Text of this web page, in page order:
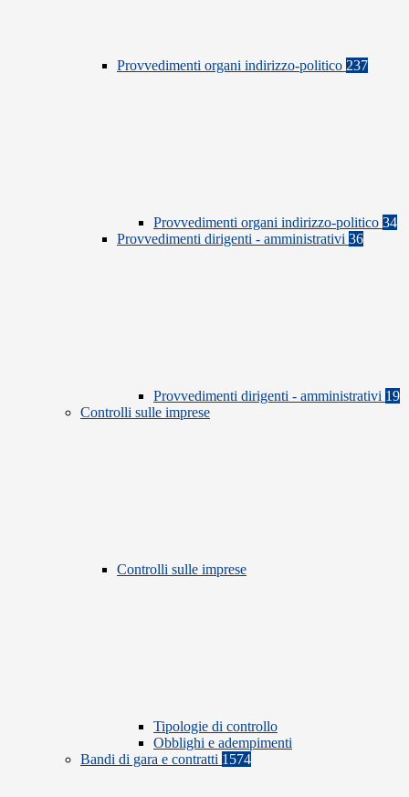
Provvedimenti organi indirizzo-politico 237
Provvedimenti organi indirizzo-politico 34
Provvedimenti dirigenti - amministrativi 36
Provvedimenti dirigenti - amministrativi 19
Controlli sulle imprese
Controlli sulle imprese
Tipologie di controllo
Obblighi e adempimenti
Bandi di gara e contratti 1574